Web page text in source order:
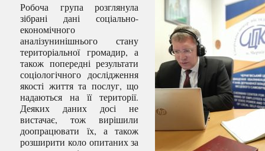
Робоча група розглянула
зібрані дані соціально-
економічного
аналізунинішнього стану
територіальної громадир, а
також попередні результати
соціологічного дослідження
якості життя та послуг, що
надаються на її території.
Деяких даних досі не
вистачає, тож вирішили
доопрацювати їх, а також
розширити коло опитаних за